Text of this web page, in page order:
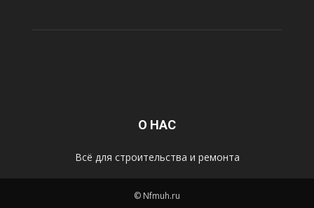
О НАС
Всё для строительства и ремонта
© Nfmuh.ru